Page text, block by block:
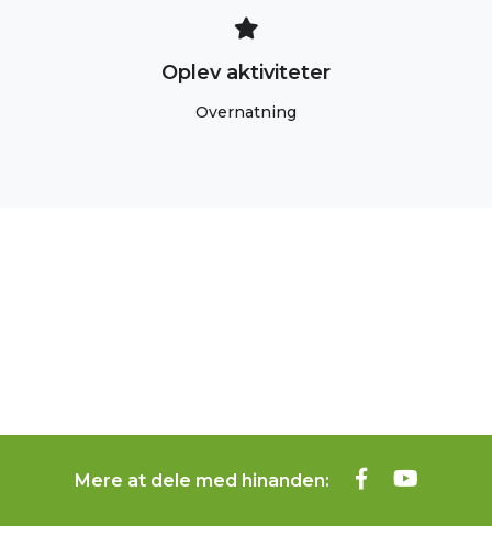
Oplev aktiviteter
Overnatning
Mere at dele med hinanden: